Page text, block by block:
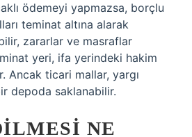
ödemeyi yapmazsa, borçlu
teminat altına alarak
zararlar ve masraflar
yeri, ifa yerindeki hakim
Ancak ticari mallar, yargı
depoda saklanabilir.
NE